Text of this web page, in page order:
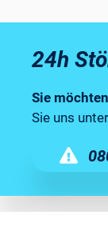
24h
Sie
Sie uns